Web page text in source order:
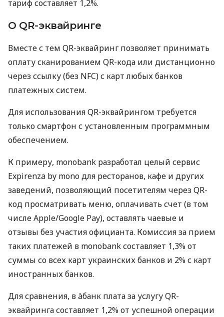
тариф составляет 1,2%.
О QR-эквайринге
Вместе с тем QR-эквайринг позволяет принимать
оплату сканированием QR-кода или дистанционно
через ссылку (без NFC) с карт любых банков
платежных систем.
Для использования QR-эквайрингом требуется
только смартфон с установленным программным
обеспечением.
К примеру, monobank разработал целый сервис
Expirenza by mono для ресторанов, кафе и других
заведений, позволяющий посетителям через QR-
код просматривать меню, оплачивать счет (в том
числе Apple/Google Pay), оставлять чаевые и
отзывы без участия официанта. Комиссия за прием
таких платежей в monobank составляет 1,3% от
суммы со всех карт украинских банков и 2% с карт
иностранных банков.
Для сравнения, в àбанк плата за услугу QR-
эквайринга составляет 1,2% от успешной операции